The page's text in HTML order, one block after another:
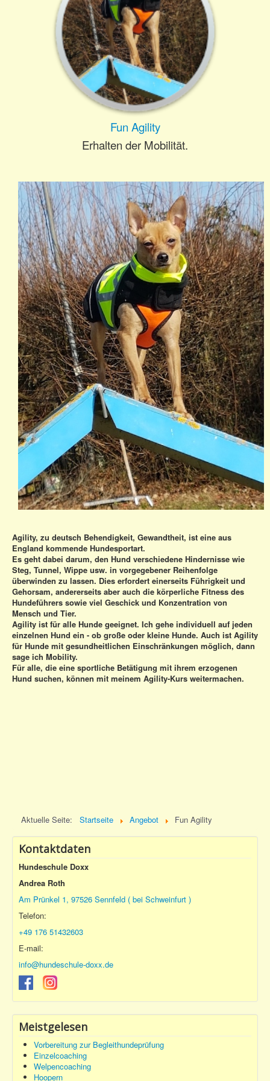
Fun Agility
Erhalten der Mobilität.
Agility, zu deutsch Behendigkeit, Gewandtheit, ist eine aus
England kommende Hundesportart.
Es geht dabei darum, den Hund verschiedene Hindernisse wie
Steg, Tunnel, Wippe usw. in vorgegebener Reihenfolge
überwinden zu lassen. Dies erfordert einerseits Führigkeit und
Gehorsam, andererseits aber auch die körperliche Fitness des
Hundeführers sowie viel Geschick und Konzentration von
Mensch und Tier.
Agility ist für alle Hunde geeignet. Ich gehe individuell auf jeden
einzelnen Hund ein - ob große oder kleine Hunde. Auch ist Agility
für Hunde mit gesundheitlichen Einschränkungen möglich, dann
sage ich Mobility.
Für alle, die eine sportliche Betätigung mit ihrem erzogenen
Hund suchen, können mit meinem Agility-Kurs weitermachen.
Aktuelle Seite: Startseite Angebot Fun Agility
Kontaktdaten
Hundeschule Doxx
Andrea Roth
Am Prünkel 1, 97526 Sennfeld ( bei Schweinfurt )
Telefon:
+49 176 51432603
E-mail:
info@hundeschule-doxx.de
Meistgelesen
Vorbereitung zur Begleithundeprüfung
Einzelcoaching
Welpencoaching
Hoopern